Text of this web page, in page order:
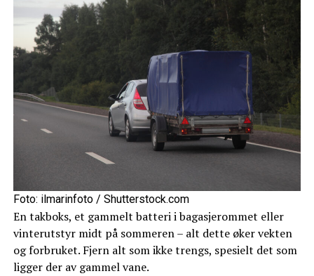
Foto: ilmarinfoto / Shutterstock.com
En takboks, et gammelt batteri i bagasjerommet eller
vinterutstyr midt på sommeren – alt dette øker vekten
og forbruket. Fjern alt som ikke trengs, spesielt det som
ligger der av gammel vane.